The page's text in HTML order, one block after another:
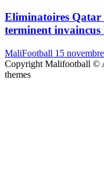
Eliminatoires Qatar
terminent invaincus
MaliFootball 15
Copyright Malifootball ©
themes